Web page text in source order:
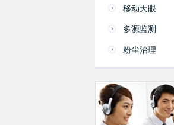
移动天眼
多源监测
粉尘治理